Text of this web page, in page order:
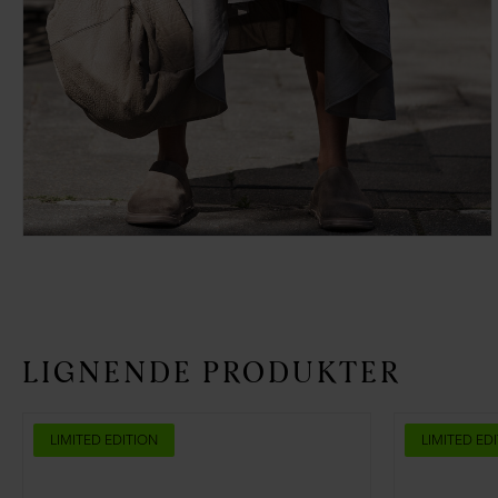
LIGNENDE PRODUKTER
LIMITED EDITION LIMITED